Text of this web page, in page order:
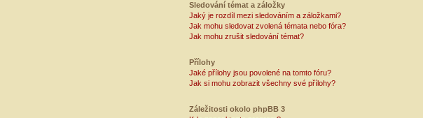
Sledování témat a záložky
Jaký je rozdíl mezi sledováním a záložkami?
Jak mohu sledovat zvolená témata nebo fóra?
Jak mohu zrušit sledování témat?
Přílohy
Jaké přílohy jsou povolené na tomto fóru?
Jak si mohu zobrazit všechny své přílohy?
Záležitosti okolo phpBB 3